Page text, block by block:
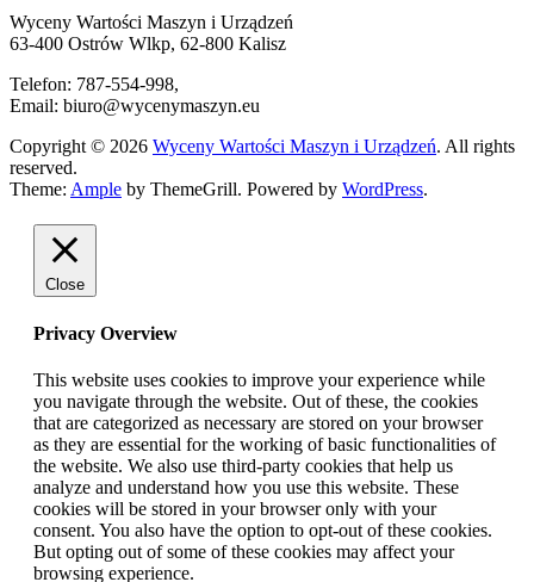
Wyceny Wartości Maszyn i Urządzeń
63-400 Ostrów Wlkp, 62-800 Kalisz
Telefon: 787-554-998,
Email: biuro@wycenymaszyn.eu
Copyright © 2026 Wyceny Wartości Maszyn i Urządzeń. All rights
reserved.
Theme: Ample by ThemeGrill. Powered by WordPress.
Close
Privacy Overview
This website uses cookies to improve your experience while
you navigate through the website. Out of these, the cookies
that are categorized as necessary are stored on your browser
as they are essential for the working of basic functionalities of
the website. We also use third-party cookies that help us
analyze and understand how you use this website. These
cookies will be stored in your browser only with your
consent. You also have the option to opt-out of these cookies.
But opting out of some of these cookies may affect your
browsing experience.